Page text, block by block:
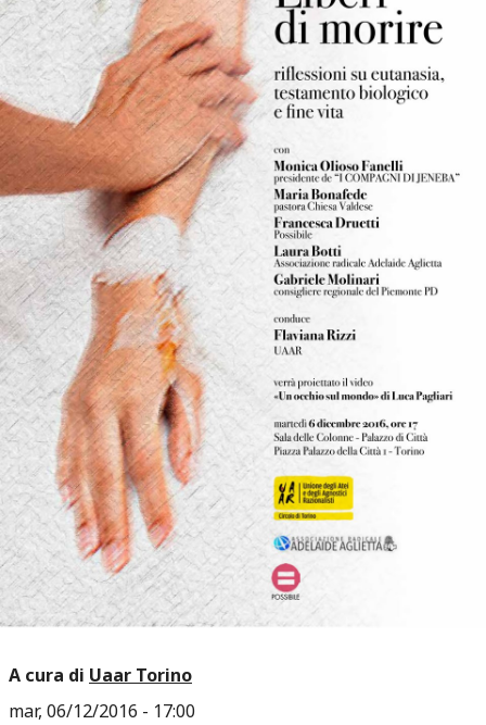
A cura di Uaar Torino
mar, 06/12/2016 - 17:00